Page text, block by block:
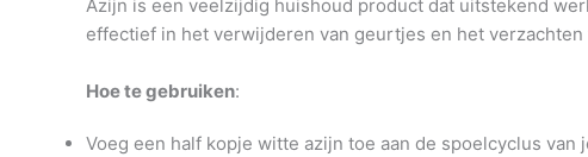
Azijn is een veelzijdig huishoud product dat uitstekend
effectief in het verwijderen van geurtjes en het verzachten
Hoe te gebruiken:
Voeg een half kopje witte azijn toe aan de spoelcyclus